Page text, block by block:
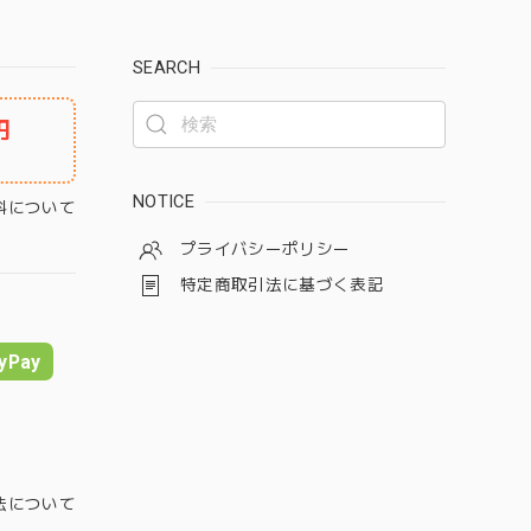
について
について
SEARCH
NOTICE
プライバシーポリシー
特定商取引法に基づく表記